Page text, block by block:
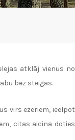
atklāj vienus no
bez steigas.
virs ezeriem, ieelpot
citas aicina doties